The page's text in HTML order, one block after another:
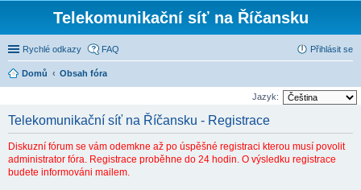
Telekomunikační síť na Říčansku
Rychlé odkazy FAQ Přihlásit se
Domů Obsah fóra
Jazyk:
Telekomunikační síť na Říčansku - Registrace
Diskuzní fórum se vám odemkne až po úspěšné registraci kterou musí povolit
administrator fóra. Registrace proběhne do 24 hodin. O výsledku registrace
budete informováni mailem.